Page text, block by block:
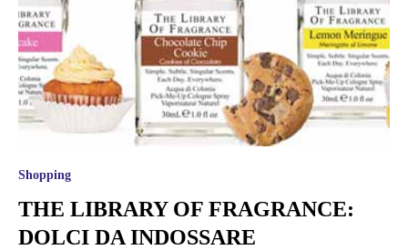
Shopping
THE LIBRARY OF FRAGRANCE:
DOLCI DA INDOSSARE